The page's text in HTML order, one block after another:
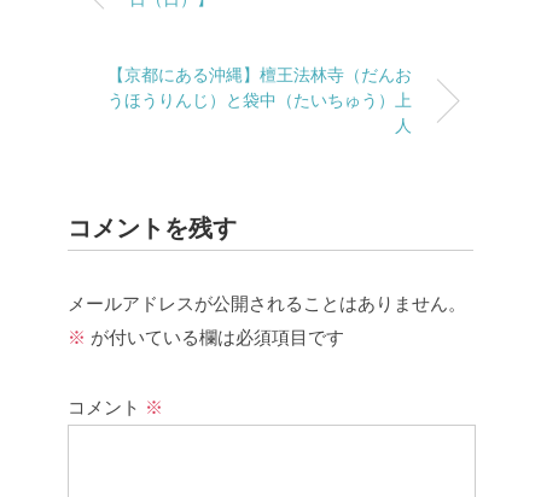
【京都にある沖縄】檀王法林寺（だんお
うほうりんじ）と袋中（たいちゅう）上
人
コメントを残す
メールアドレスが公開されることはありません。
※ が付いている欄は必須項目です
コメント ※